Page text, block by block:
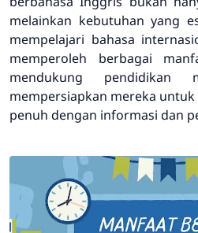
melainkan kebutuhan yang
mempelajari bahasa
memperoleh berbagai
mendukung pendidikan
mempersiapkan mereka
penuh dengan informasi dan